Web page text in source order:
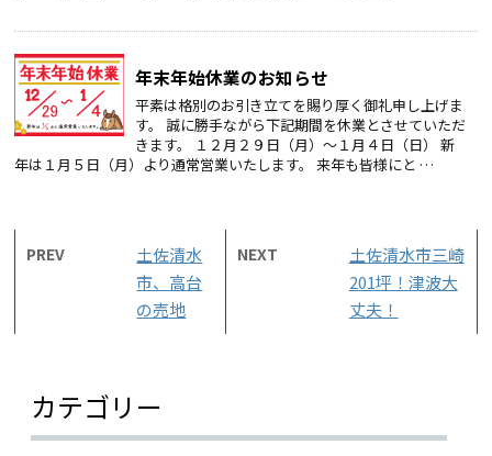
年末年始休業のお知らせ
平素は格別のお引き立てを賜り厚く御礼申し上げま
す。 誠に勝手ながら下記期間を休業とさせていただ
きます。 １２月２９日（月）～１月４日（日） 新
年は１月５日（月）より通常営業いたします。 来年も皆様にと …
PREV
土佐清水
市、高台
の売地
NEXT
土佐清水市三崎
201坪！津波大
丈夫！
カテゴリー